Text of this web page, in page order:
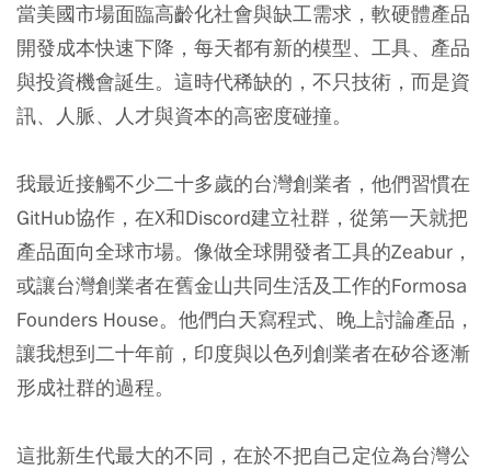
當美國市場面臨高齡化社會與缺工需求，軟硬體產品
開發成本快速下降，每天都有新的模型、工具、產品
與投資機會誕生。這時代稀缺的，不只技術，而是資
訊、人脈、人才與資本的高密度碰撞。
我最近接觸不少二十多歲的台灣創業者，他們習慣在
GitHub協作，在X和Discord建立社群，從第一天就把
產品面向全球市場。像做全球開發者工具的Zeabur，
或讓台灣創業者在舊金山共同生活及工作的Formosa
Founders House。他們白天寫程式、晚上討論產品，
讓我想到二十年前，印度與以色列創業者在矽谷逐漸
形成社群的過程。
這批新生代最大的不同，在於不把自己定位為台灣公